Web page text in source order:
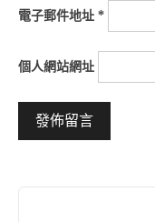
電子郵件地址 *
個人網站網址